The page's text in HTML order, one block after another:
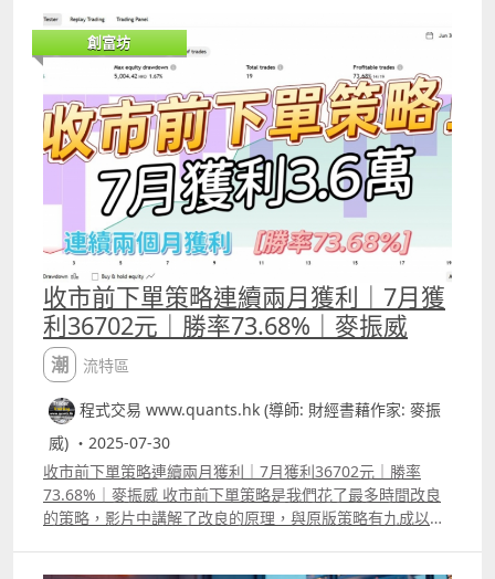
指標1.0 YouTube介紹影片 httpsyoutu.bedazPklx6Nvc 指
標原理介紹
httpswww.tradingview.comscript1D11hGCm%E7%B7%
9A%E6%80%A7%E5%9B%9E%E6%AD%B8%E6%8C%87
%E6%A8%9910 9 Rob Hoffman IRB策略改良版 YouTube
介紹影片 httpswww.youtube.comwatchv=0Bek8Xz2qtQ
Backtest Report港股版
httpswww.tradingview.comscripttMpjELSqRobHoffman
IRBStrategy%E6%94%B9%E8%89%AF%E7%89%88%E6
%B8%AF%E8%82%A1%E7%89%88%E6%9C%AC
Backtest Report美股版
httpswww.tradingview.comscriptiW0xXBjbRobHoffman
IRBStrategy%E6%94%B9%E8%89%AF%E7%89%88
改成適合交易港股， 大家可以將策略同時應用在十多隻港股
之上，例如同時炒小米、騰訊、阿里巴巴、中移動00941等
等，只要有入市訊號，Trading View便會替你在富途或
interactive broker等autotrade。
創富坊
收市前下單策略連續兩月獲利｜7月獲
利36702元｜勝率73.68%｜麥振威
潮流特區
程式交易 www.quants.hk (導師: 財經書藉作家: 麥振
威) ・2025-07-30
收市前下單策略連續兩月獲利｜7月獲利36702元｜勝率
73.68%｜麥振威 收市前下單策略是我們花了最多時間改良
的策略，影片中講解了改良的原理，與原版策略有九成以上